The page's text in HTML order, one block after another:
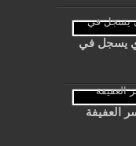
يسجل في
العفيفة